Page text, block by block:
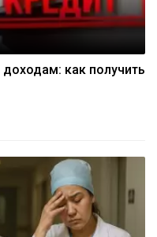
как получить